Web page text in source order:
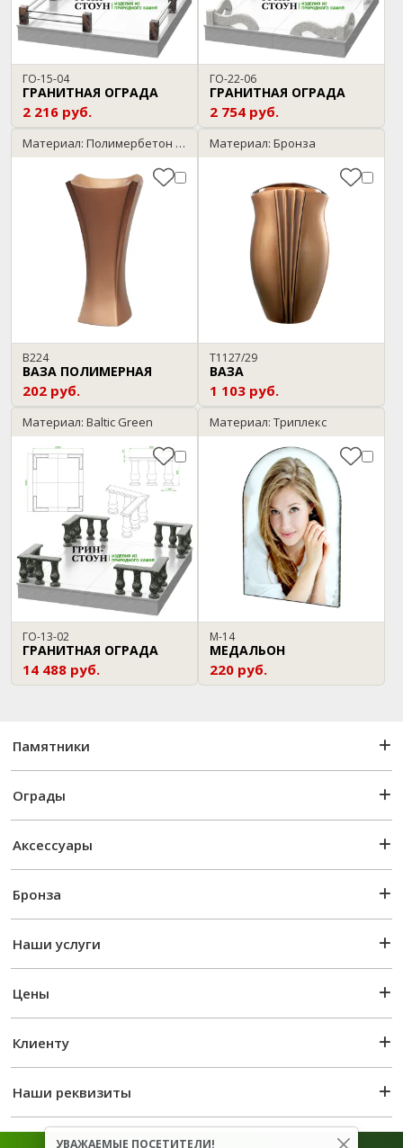
ГО-15-04
ГРАНИТНАЯ ОГРАДА
2 216 руб.
ГО-22-06
ГРАНИТНАЯ ОГРАДА
2 754 руб.
Материал: Полимербетон / бронза
В224
ВАЗА ПОЛИМЕРНАЯ
202 руб.
Материал: Бронза
T1127/29
ВАЗА
1 103 руб.
Материал: Baltic Green
ГО-13-02
ГРАНИТНАЯ ОГРАДА
14 488 руб.
Материал: Триплекс
М-14
МЕДАЛЬОН
220 руб.
Памятники
Ограды
Аксессуары
Бронза
Наши услуги
Цены
Клиенту
Наши реквизиты
УВАЖАЕМЫЕ ПОСЕТИТЕЛИ!